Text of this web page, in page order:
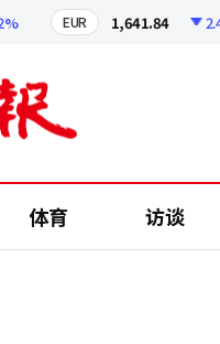
EUR 1,641.84 2.48
体育 访谈